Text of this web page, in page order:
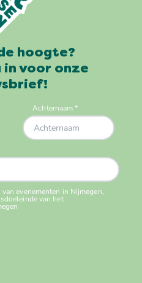
hoogte?
in voor onze